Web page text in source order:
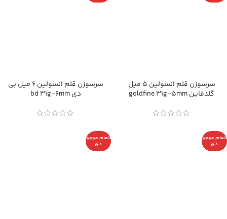
سرسوزن قلم انسولین 5 میل
گلدفاین goldfine 31g-5mm
سرسوزن قلم انسولین 6 میل بی
دی bd 31g-6mm
اتمام موجو
دی
اتمام موجو
دی